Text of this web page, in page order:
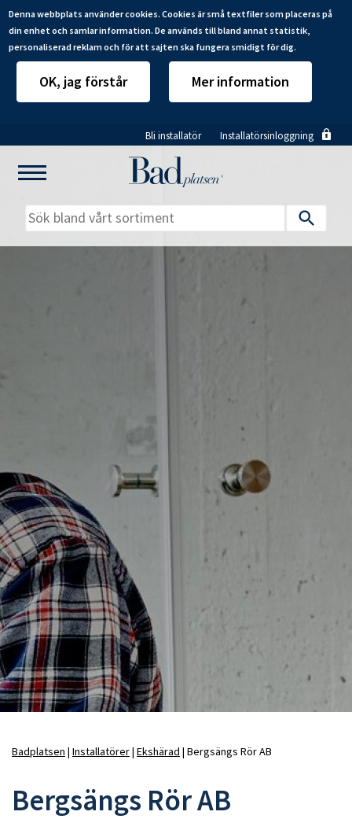
Denna webbplats använder cookies. Cookies är små textfiler som placeras på
din enhet och samlar information. De används till bland annat statistik,
personaliserad reklam och för att sajten ska fungera smidigt för dig.
OK, jag förstår Mer information
till
huvudinnehåll
Bli installatör Installatörsinloggning
Våra varumärken
Badplatsen Installatörer Ekshärad Bergsängs Rör AB
Bergsängs Rör AB